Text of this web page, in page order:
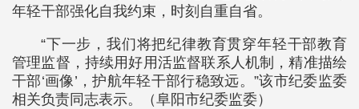
年轻干部强化自我约束，时刻自重自省。
“下一步，我们将把纪律教育贯穿年轻干部教育
管理监督，持续用好用活监督联系人机制，精准描绘
干部‘画像’，护航年轻干部行稳致远。”该市纪委监委
相关负责同志表示。（阜阳市纪委监委）